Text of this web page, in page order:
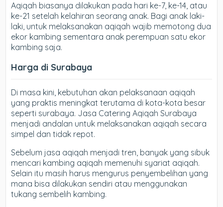
Aqiqah biasanya dilakukan pada hari ke-7, ke-14, atau
ke-21 setelah kelahiran seorang anak. Bagi anak laki-
laki, untuk melaksanakan aqiqah wajib memotong dua
ekor kambing sementara anak perempuan satu ekor
kambing saja.
Harga di Surabaya
Di masa kini, kebutuhan akan pelaksanaan aqiqah
yang praktis meningkat terutama di kota-kota besar
seperti surabaya. Jasa Catering Aqiqah Surabaya
menjadi andalan untuk melaksanakan aqiqah secara
simpel dan tidak repot.
Sebelum jasa aqiqah menjadi tren, banyak yang sibuk
mencari kambing aqiqah memenuhi syariat aqiqah.
Selain itu masih harus mengurus penyembelihan yang
mana bisa dilakukan sendiri atau menggunakan
tukang sembelih kambing.